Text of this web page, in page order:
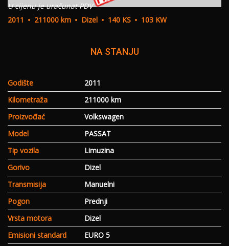
U cijenu je uračunat PDV
2011
211000 km Dizel 140 KS 103 KW
NA STANJU
Godište
2011
Kilometraža
211000 km
Proizvođać
Volkswagen
Model
PASSAT
Tip vozila
Limuzina
Gorivo
Dizel
Transmisija
Manuelni
Pogon
Prednji
Vrsta motora
Dizel
Emisioni standard
EURO 5